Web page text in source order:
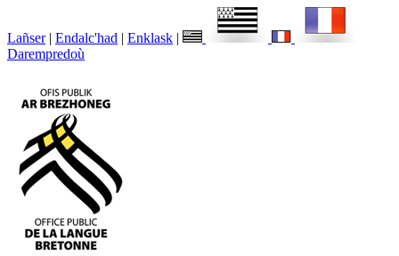
Lañser | Endalc'had | Enklask |
Darempredoù